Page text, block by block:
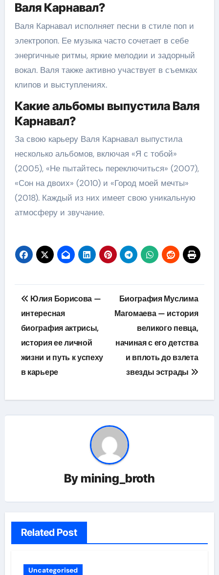
Валя Карнавал?
Валя Карнавал исполняет песни в стиле поп и
электропоп. Ее музыка часто сочетает в себе
энергичные ритмы, яркие мелодии и задорный
вокал. Валя также активно участвует в съемках
клипов и выступлениях.
Какие альбомы выпустила Валя
Карнавал?
За свою карьеру Валя Карнавал выпустила
несколько альбомов, включая «Я с тобой»
(2005), «Не пытайтесь переключиться» (2007),
«Сон на двоих» (2010) и «Город моей мечты»
(2018). Каждый из них имеет свою уникальную
атмосферу и звучание.
Навигация
по
записям
Юлия Борисова —
интересная
биография актрисы,
история ее личной
жизни и путь к успеху
в карьере
Биография Муслима
Магомаева — история
великого певца,
начиная с его детства
и вплоть до взлета
звезды эстрады
By mining_broth
Related Post
Uncategorised